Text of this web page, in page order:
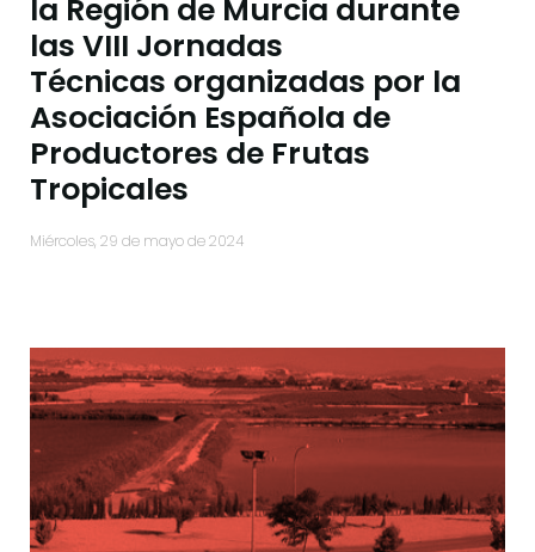
la Región de Murcia durante
las VIII Jornadas
Técnicas organizadas por la
Asociación Española de
Productores de Frutas
Tropicales
miércoles, 29 de mayo de 2024